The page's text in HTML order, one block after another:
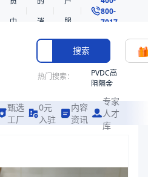
中
消
息
服
务
800-
7017
搜索
热门搜索：
PVDC高
阻隔金
共挤热
收缩袋
收缩袋
甄选
工厂
0元
入驻
内容
资讯
专家
人才
库
盗扣打包碗包装，提供详尽的规格